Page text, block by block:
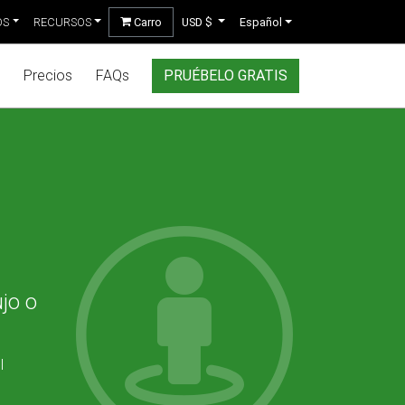
RECURSOS Carro USD $ Español
Precios FAQs PRUÉBELO GRATIS
o